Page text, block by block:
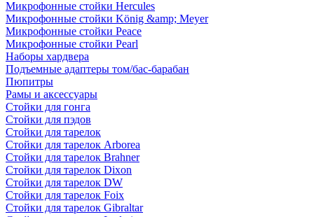
Микрофонные стойки Hercules
Микрофонные стойки König &amp; Meyer
Микрофонные стойки Peace
Микрофонные стойки Pearl
Наборы хардвера
Подъемные адаптеры том/бас-барабан
Пюпитры
Рамы и аксессуары
Стойки для гонга
Стойки для пэдов
Стойки для тарелок
Стойки для тарелок Arborea
Стойки для тарелок Brahner
Стойки для тарелок Dixon
Стойки для тарелок DW
Стойки для тарелок Foix
Стойки для тарелок Gibraltar